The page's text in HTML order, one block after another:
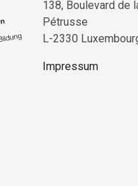
138, Boulevard de
Pétrusse
L-2330
Impressum